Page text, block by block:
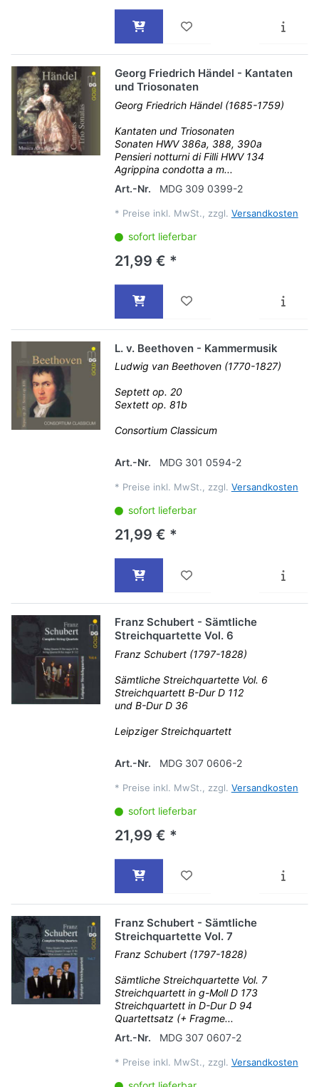
Georg Friedrich Händel - Kantaten
und Triosonaten
Georg Friedrich Händel (1685-1759)
Kantaten und Triosonaten
Sonaten HWV 386a, 388, 390a
Pensieri notturni di Filli HWV 134
Agrippina condotta a m...
Art.-Nr.
MDG 309 0399-2
* Preise inkl. MwSt., zzgl. Versandkosten
sofort lieferbar
21,99 € *
L. v. Beethoven - Kammermusik
Ludwig van Beethoven (1770-1827)
Septett op. 20
Sextett op. 81b
Consortium Classicum
Art.-Nr. MDG 301 0594-2
* Preise inkl. MwSt., zzgl. Versandkosten
sofort lieferbar
21,99 € *
Franz Schubert - Sämtliche
Streichquartette Vol. 6
Franz Schubert (1797-1828)
Sämtliche Streichquartette Vol. 6
Streichquartett B-Dur D 112
und B-Dur D 36
Leipziger Streichquartett
Art.-Nr. MDG 307 0606-2
* Preise inkl. MwSt., zzgl. Versandkosten
sofort lieferbar
21,99 € *
Franz Schubert - Sämtliche
Streichquartette Vol. 7
Franz Schubert (1797-1828)
Sämtliche Streichquartette Vol. 7
Streichquartett in g-Moll D 173
Streichquartett in D-Dur D 94
Quartettsatz (+ Fragme...
Art.-Nr.
MDG 307 0607-2
* Preise inkl. MwSt., zzgl. Versandkosten